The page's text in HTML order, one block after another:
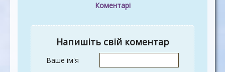
Коментарі
Напишіть свій коментар
Ваше ім'я